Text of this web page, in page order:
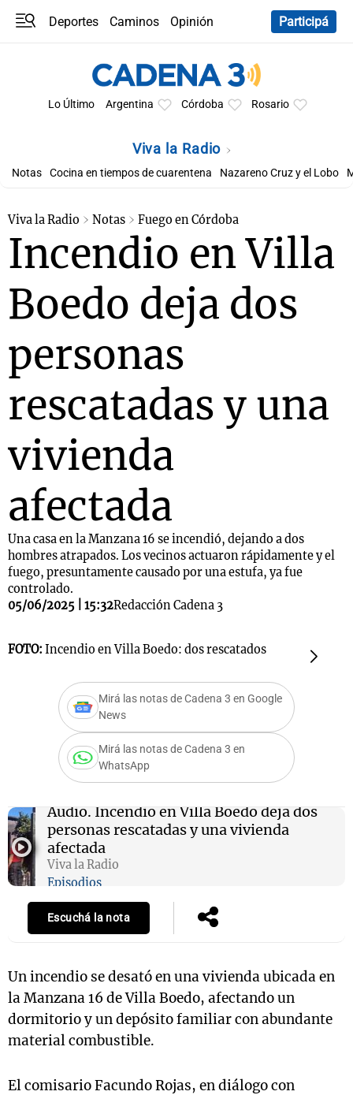
Deportes Caminos
Opinión
Participá
Lo Último Argentina Córdoba Rosario
Viva la Radio
Notas Cocina en tiempos de cuarentena Nazareno Cruz y el Lobo
Viva la Radio Notas Fuego en Córdoba
Incendio en Villa
Boedo deja dos
personas
rescatadas y una
vivienda
afectada
Una casa en la Manzana 16 se incendió, dejando a dos
hombres atrapados. Los vecinos actuaron rápidamente y el
fuego, presuntamente causado por una estufa, ya fue
controlado.
05/06/2025 | 15:32Redacción Cadena 3
FOTO: Incendio en Villa Boedo: dos rescatados
Mirá las notas de Cadena 3 en Google
News
Mirá las notas de Cadena 3 en
WhatsApp
Audio. Incendio en Villa Boedo deja dos
personas rescatadas y una vivienda
afectada
Viva la Radio
Episodios
Escuchá la nota
Un incendio se desató en una vivienda ubicada en
la Manzana 16 de Villa Boedo, afectando un
dormitorio y un depósito familiar con abundante
material combustible.
El comisario Facundo Rojas, en diálogo con
Mundial 2026
La Sole en
Cadena 3